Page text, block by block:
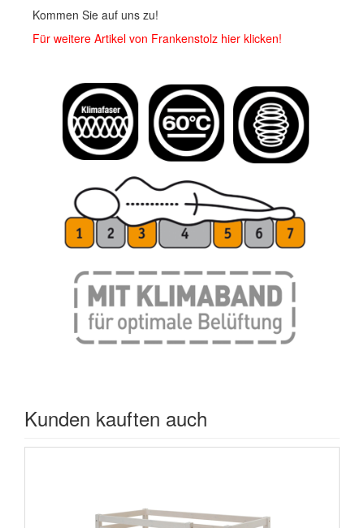
Kommen Sie auf uns zu!
Für weitere Artikel von Frankenstolz hier klicken!
Kunden kauften auch